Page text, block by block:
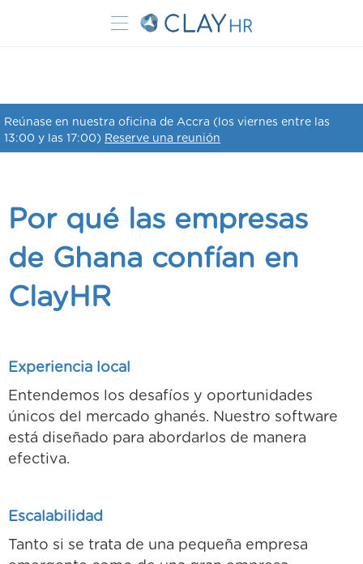
Reúnase en nuestra oficina de Accra (los viernes entre las
13:00 y las 17:00) Reserve una reunión
Por qué las empresas
de Ghana confían en
ClayHR
Experiencia local
Entendemos los desafíos y oportunidades
únicos del mercado ghanés. Nuestro software
está diseñado para abordarlos de manera
efectiva.
Escalabilidad
Tanto si se trata de una pequeña empresa